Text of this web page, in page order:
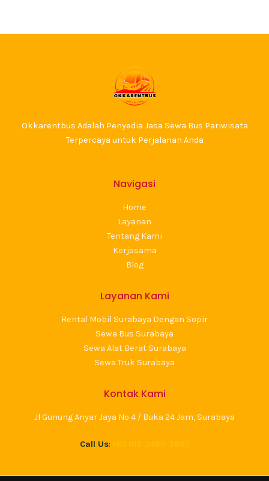
Okkarentbus Adalah Penyedia Jasa Sewa Bus Pariwisata
Terpercaya untuk Perjalanan Anda
Navigasi
Home
Layanan
Tentang Kami
Kerjasama
Blog
Layanan Kami
Rental Mobil Surabaya Dengan Sopir
Sewa Bus Surabaya
Sewa Alat Berat Surabaya
Sewa Truk Surabaya
Kontak Kami
Jl Gunung Anyar Jaya No 4 / Buka 24 Jam, Surabaya
Call Us: